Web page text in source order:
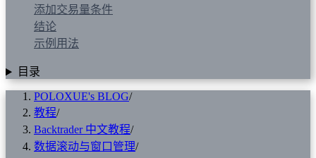
添加交易量条件
结论
示例用法
目录
POLOXUE's BLOG/
教程/
Backtrader 中文教程/
数据滚动与窗口管理/